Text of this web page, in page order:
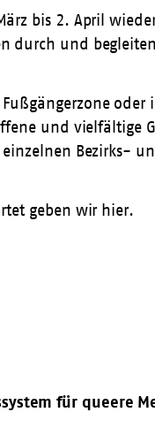
bis 2. April
durch und
und
Bezirks-
geben wir hier.
für queere